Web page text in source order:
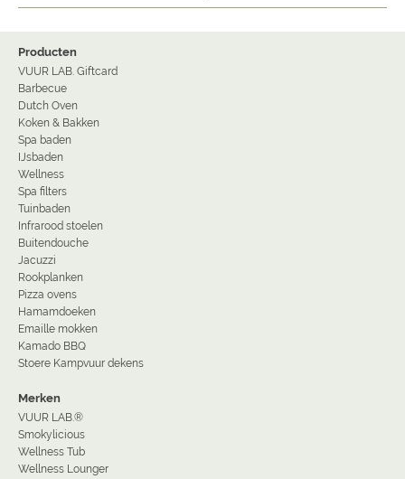
Producten
VUUR LAB. Giftcard
Barbecue
Dutch Oven
Koken & Bakken
Spa baden
IJsbaden
Wellness
Spa filters
Tuinbaden
Infrarood stoelen
Buitendouche
Jacuzzi
Rookplanken
Pizza ovens
Hamamdoeken
Emaille mokken
Kamado BBQ
Stoere Kampvuur dekens
Merken
VUUR LAB.®
Smokylicious
Wellness Tub
Wellness Lounger